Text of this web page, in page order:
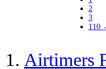
2
3
110
Airtimers